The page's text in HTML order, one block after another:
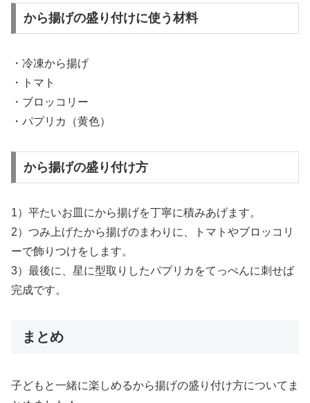
から揚げの盛り付けに使う材料
・冷凍から揚げ
・トマト
・ブロッコリー
・パプリカ（黄色）
から揚げの盛り付け方
1）平たいお皿にから揚げを丁寧に積みあげます。
2）つみ上げたから揚げのまわりに、トマトやブロッコリ
ーで飾りつけをします。
3）最後に、星に型取りしたパプリカをてっぺんに刺せば
完成です。
まとめ
子どもと一緒に楽しめるから揚げの盛り付け方についてま